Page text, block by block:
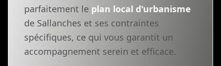
parfaitement le plan local d'urbanisme
de Sallanches et ses contraintes
spécifiques, ce qui vous garantit un
accompagnement serein et efficace.